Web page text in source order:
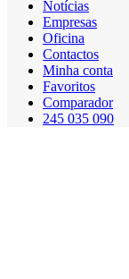
Notícias
Empresas
Oficina
Contactos
Minha conta
Favoritos
Comparador
245 035 090